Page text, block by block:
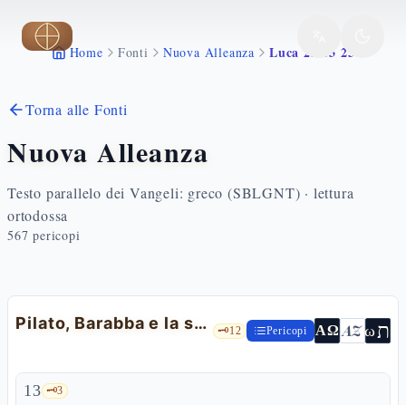
Vai al contenuto principale
Home Fonti Nuova Alleanza Luca 23 13 25
Torna alle Fonti
Nuova Alleanza
Testo parallelo dei Vangeli: greco (SBLGNT) · lettura
ortodossa
567 pericopi
Pilato, Barabba e la sentenza estorta 🗝️12 Pericopi ΑΩ AZωת
13 🗝️3